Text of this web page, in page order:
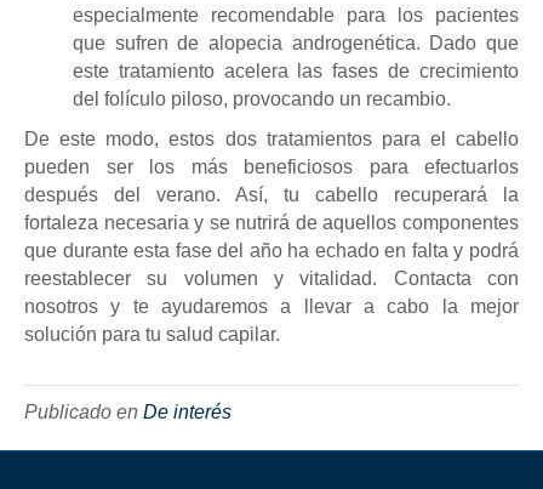
especialmente recomendable para los pacientes
que sufren de alopecia androgenética. Dado que
este tratamiento acelera las fases de crecimiento
del folículo piloso, provocando un recambio.
De este modo, estos dos tratamientos para el cabello
pueden ser los más beneficiosos para efectuarlos
después del verano. Así, tu cabello recuperará la
fortaleza necesaria y se nutrirá de aquellos componentes
que durante esta fase del año ha echado en falta y podrá
reestablecer su volumen y vitalidad. Contacta con
nosotros y te ayudaremos a llevar a cabo la mejor
solución para tu salud capilar.
Publicado en De interés